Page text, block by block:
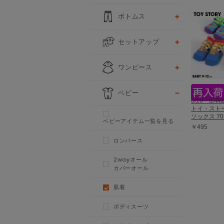
6/10一部再
トイ・スト
ソックス
￥495
ボトムス
セットアップ
ワンピース
ベビー
ベビーアイテム一覧を見る
ロンパース
2wayオール
カバーオール
肌着
ボディスーツ